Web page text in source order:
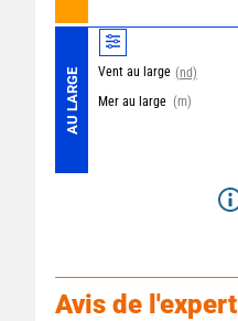
AU LARGE Vent au large (nd)
Mer au large (m)
Avis de l'expert